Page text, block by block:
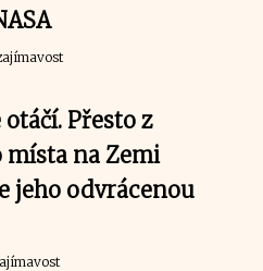
otáčí. Přesto z
místa na Zemi
jeho odvrácenou